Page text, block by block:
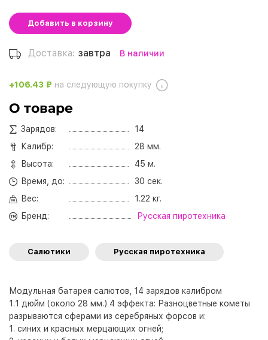
Добавить в корзину
Доставка: завтра В наличии
+106.43 ₽ на следующую покупку
О товаре
Зарядов:
14
Калибр:
28 мм.
Высота:
45 м.
Время, до:
30 сек.
Вес:
1.22 кг.
Бренд:
Русская пиротехника
Салютики Русская пиротехника
Модульная батарея салютов, 14 зарядов калибром
1.1 дюйм (около 28 мм.) 4 эффекта: Разноцветные кометы
разрываются сферами из серебряных форсов и:
1. синих и красных мерцающих огней;